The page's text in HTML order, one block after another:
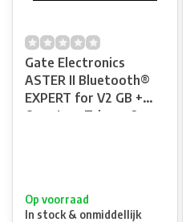
Gate Electronics
ASTER II Bluetooth®
EXPERT for V2 GB +
Quantum Trigger 2
Op voorraad
In stock & onmiddellijk